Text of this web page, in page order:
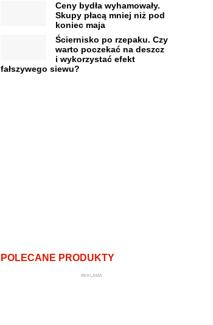
Ceny bydła wyhamowały.
Skupy płacą mniej niż pod
koniec maja
Ściernisko po rzepaku. Czy
warto poczekać na deszcz
i wykorzystać efekt
fałszywego siewu?
POLECANE PRODUKTY
REKLAMA